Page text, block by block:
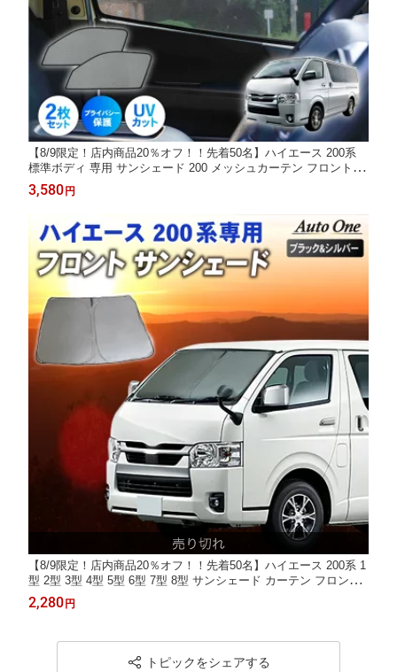
【8/9限定！店内商品20％オフ！！先着50名】ハイエース 200系
標準ボディ 専用 サンシェード 200 メッシュカーテン フロント 2
枚 カーテン パーツ メッシュ シェード 日除け 日よけ UV カット
アクセサリー カスタム 目隠し プライバシ— 保護 盗難 防犯 災害
3,580 円
【8/9限定！店内商品20％オフ！！先着50名】ハイエース 200系 1
型 2型 3型 4型 5型 6型 7型 8型 サンシェード カーテン フロント
S-GL スーパーGL 標準車 ワイド車 専用 車中泊 UVカット 断熱 紫
外線 カット プライバシー グッズ カーフィルム 日よけ ト
2,280 円
トピックをシェアする